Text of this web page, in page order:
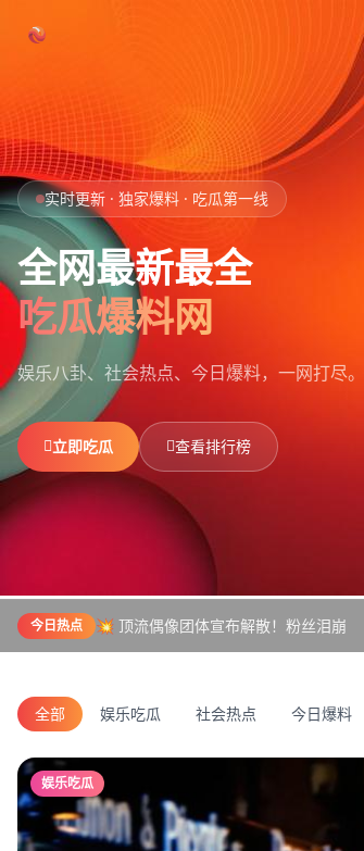
首页
娱乐吃瓜
社会热点
今日爆料
排行榜
社区
实时更新 · 独家爆料 · 吃瓜第一线
全网最新最全
吃瓜爆料网
娱乐八卦、社会热点、今日爆料，一网打尽。
立即吃瓜 查看排行榜
今日热点 💥 顶流偶像团体宣布解散！粉丝泪崩
全部 娱乐吃瓜 社会热点 今日爆料
娱乐吃瓜